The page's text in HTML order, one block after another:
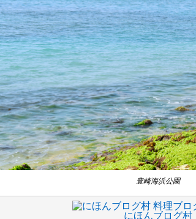
豊崎海浜公園
にほんブログ村